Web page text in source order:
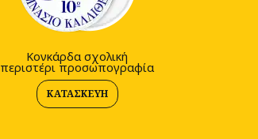
Κονκάρδα σχολική
περιστέρι προσωπογραφία
ΚΑΤΑΣΚΕΥΉ